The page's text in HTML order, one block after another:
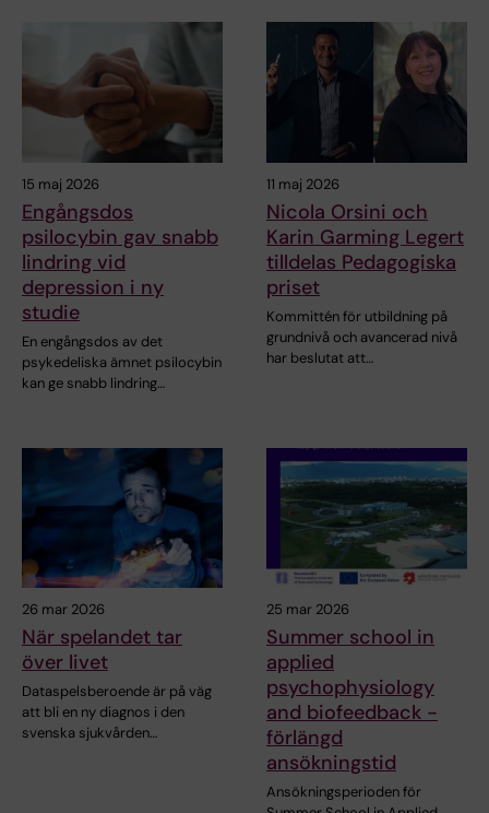
15 maj 2026
Engångsdos
psilocybin gav snabb
lindring vid
depression i ny
studie
En engångsdos av det
psykedeliska ämnet psilocybin
kan ge snabb lindring…
11 maj 2026
Nicola Orsini och
Karin Garming Legert
tilldelas Pedagogiska
priset
Kommittén för utbildning på
grundnivå och avancerad nivå
har beslutat att…
26 mar 2026
När spelandet tar
över livet
Dataspelsberoende är på väg
att bli en ny diagnos i den
svenska sjukvården…
25 mar 2026
Summer school in
applied
psychophysiology
and biofeedback -
förlängd
ansökningstid
Ansökningsperioden för